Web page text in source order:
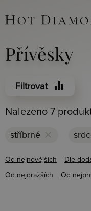
Přívěsky
Filtrovat equalizer
Nalezeno 7
stříbrné clear
Od nejnovějších Dle
Od nejdražších Od